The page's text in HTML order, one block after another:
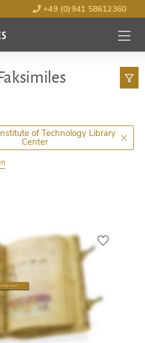
+49 (0)941 58612360
MENÜ
of Technology Library
Center